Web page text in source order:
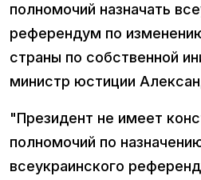
полномочий назначать
референдум по
страны по собственной
министр юстиции
"Президент не имеет
полномочий по
всеукраинского